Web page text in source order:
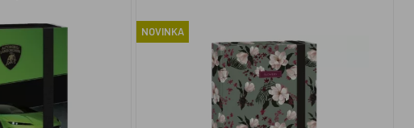
NOVINKA